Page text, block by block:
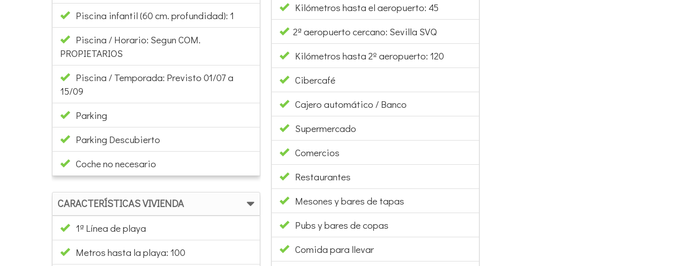
Piscina infantil (60 cm. profundidad): 1
Piscina / Horario: Segun COM.
PROPIETARIOS
Piscina / Temporada: Previsto 01/07 a
15/09
Parking
Parking Descubierto
Coche no necesario
CARACTERÍSTICAS VIVIENDA
1ª Línea de playa
Metros hasta la playa: 100
Kilómetros hasta el aeropuerto: 45
2ª aeropuerto cercano: Sevilla SVQ
Kilómetros hasta 2º aeropuerto: 120
Cibercafé
Cajero automático / Banco
Supermercado
Comercios
Restaurantes
Mesones y bares de tapas
Pubs y bares de copas
Comida para llevar